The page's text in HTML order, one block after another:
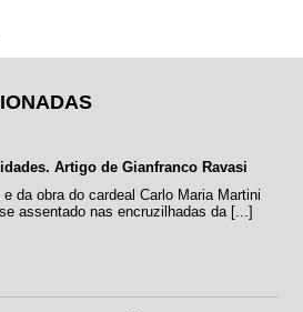
Artigo de Gianfranco Ravasi
da obra do cardeal Carlo Maria Martini
assentado nas encruzilhadas da [...]